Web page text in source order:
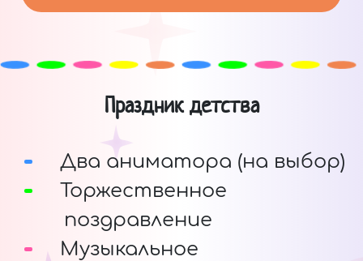
Праздник детства
Два аниматора (на выбор)
Торжественное
поздравление
Музыкальное